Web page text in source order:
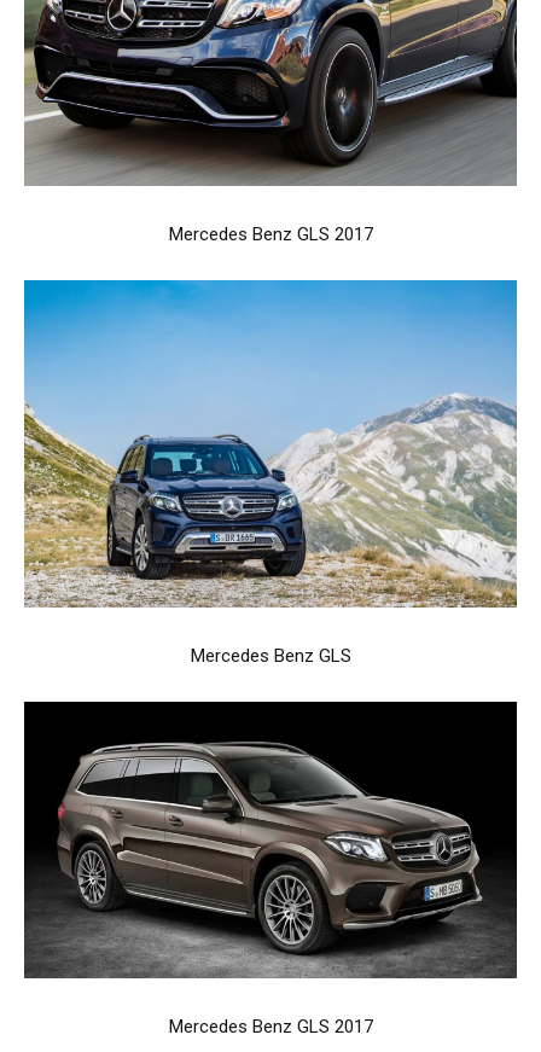
Mercedes Benz GLS 2017
Mercedes Benz GLS
Mercedes Benz GLS 2017